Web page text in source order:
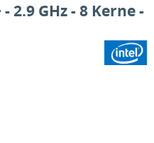
2.9 GHz - 8 Kerne -